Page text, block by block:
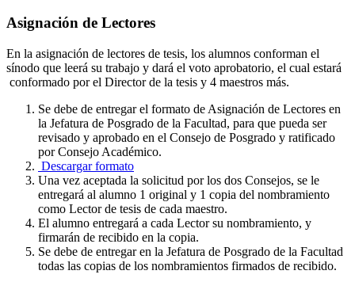
Asignación de Lectores
En la asignación de lectores de tesis, los alumnos conforman el
sínodo que leerá su trabajo y dará el voto aprobatorio, el cual estará
conformado por el Director de la tesis y 4 maestros más.
Se debe de entregar el formato de Asignación de Lectores en
la Jefatura de Posgrado de la Facultad, para que pueda ser
revisado y aprobado en el Consejo de Posgrado y ratificado
por Consejo Académico.
Descargar formato
Una vez aceptada la solicitud por los dos Consejos, se le
entregará al alumno 1 original y 1 copia del nombramiento
como Lector de tesis de cada maestro.
El alumno entregará a cada Lector su nombramiento, y
firmarán de recibido en la copia.
Se debe de entregar en la Jefatura de Posgrado de la Facultad
todas las copias de los nombramientos firmados de recibido.